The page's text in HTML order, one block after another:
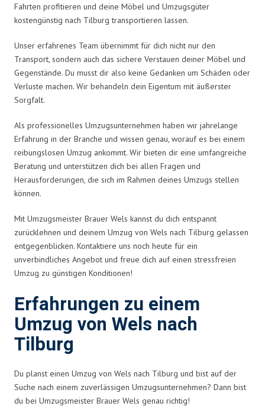
Fahrten profitieren und deine Möbel und Umzugsgüter
kostengünstig nach Tilburg transportieren lassen.
Unser erfahrenes Team übernimmt für dich nicht nur den
Transport, sondern auch das sichere Verstauen deiner Möbel und
Gegenstände. Du musst dir also keine Gedanken um Schäden oder
Verluste machen. Wir behandeln dein Eigentum mit äußerster
Sorgfalt.
Als professionelles Umzugsunternehmen haben wir jahrelange
Erfahrung in der Branche und wissen genau, worauf es bei einem
reibungslosen Umzug ankommt. Wir bieten dir eine umfangreiche
Beratung und unterstützen dich bei allen Fragen und
Herausforderungen, die sich im Rahmen deines Umzugs stellen
können.
Mit Umzugsmeister Brauer Wels kannst du dich entspannt
zurücklehnen und deinem Umzug von Wels nach Tilburg gelassen
entgegenblicken. Kontaktiere uns noch heute für ein
unverbindliches Angebot und freue dich auf einen stressfreien
Umzug zu günstigen Konditionen!
Erfahrungen zu einem
Umzug von Wels nach
Tilburg
Du planst einen Umzug von Wels nach Tilburg und bist auf der
Suche nach einem zuverlässigen Umzugsunternehmen? Dann bist
du bei Umzugsmeister Brauer Wels genau richtig!